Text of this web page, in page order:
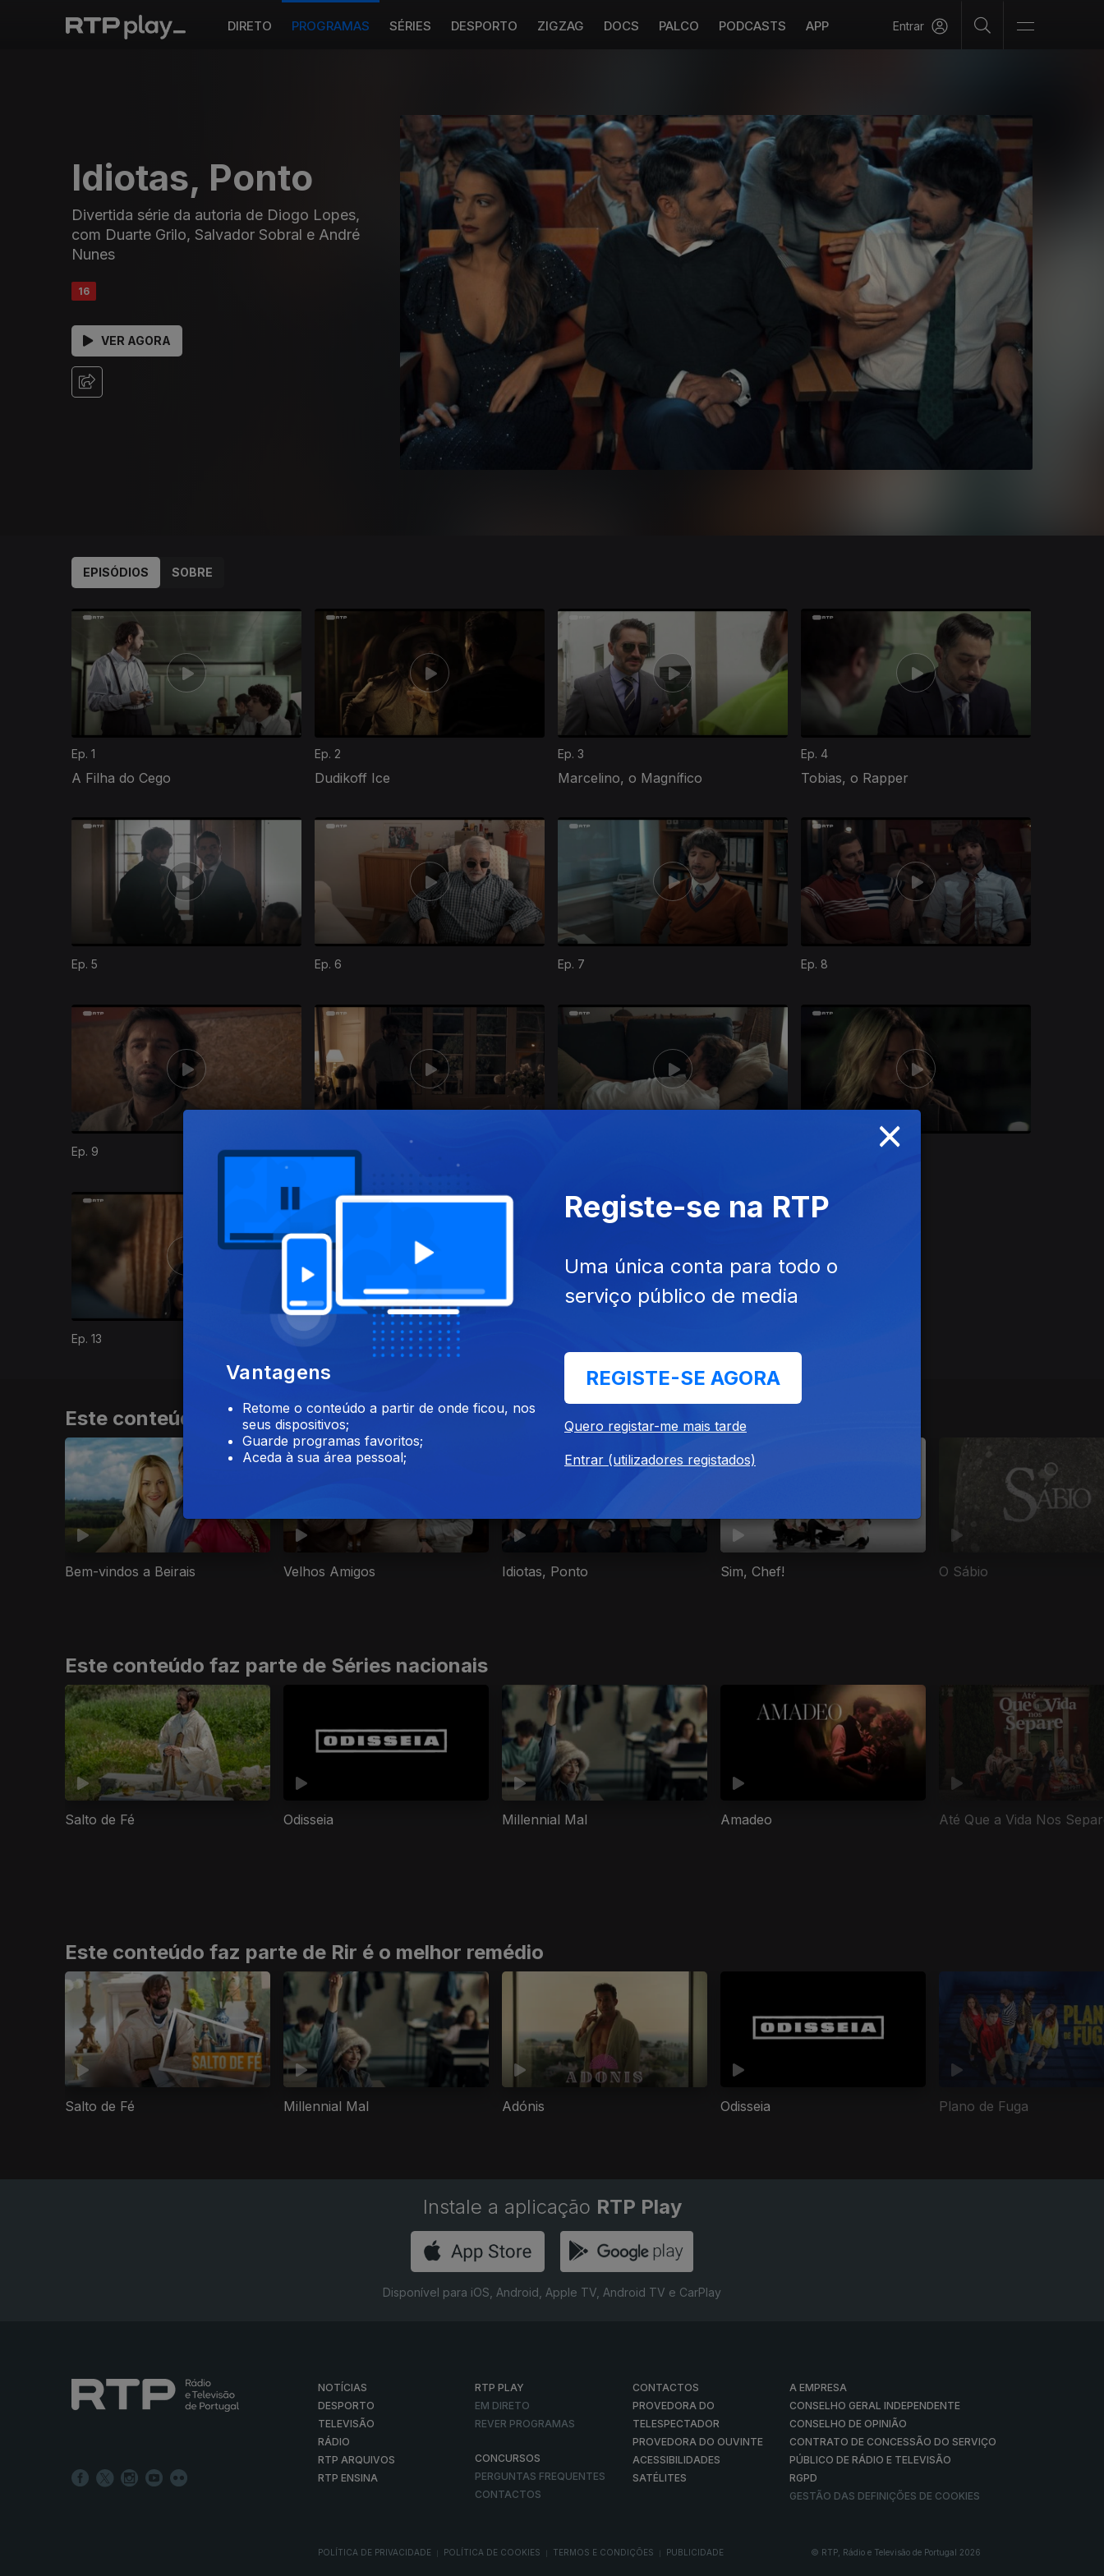
DIRETO PROGRAMAS SÉRIES DESPORTO ZIGZAG DOCS PALCO PODCASTS APP Entrar
Idiotas, Ponto
Divertida série da autoria de Diogo Lopes,
com Duarte Grilo, Salvador Sobral e André
Nunes
16
VER AGORA
EPISÓDIOS SOBRE
Ep. 1
A Filha do Cego
Ep. 2
Dudikoff Ice
Ep. 3
Marcelino, o Magnífico
Ep. 4
Tobias, o Rapper
Ep. 5 Ep. 6 Ep. 7 Ep. 8
Ep. 9 Ep. 10
378213
Ep. 13
379380
Este conteúdo faz parte de Séries para relaxar
Bem-vindos a Beirais Velhos Amigos Idiotas, Ponto Sim, Chef! O Sábio
Este conteúdo faz parte de Séries nacionais
Salto de Fé Odisseia Millennial Mal Amadeo Até Que a Vida Nos
Este conteúdo faz parte de Rir é o melhor remédio
Salto de Fé Millennial Mal Adónis Odisseia Plano de Fuga
Instale a aplicação RTP Play
Disponível para iOS, Android, Apple TV, Android TV e CarPlay
NOTÍCIAS
DESPORTO
TELEVISÃO
RÁDIO
RTP ARQUIVOS
RTP ENSINA
RTP PLAY
EM DIRETO
REVER PROGRAMAS
CONCURSOS
PERGUNTAS FREQUENTES
CONTACTOS
CONTACTOS
PROVEDORA DO
TELESPECTADOR
PROVEDORA DO OUVINTE
ACESSIBILIDADES
SATÉLITES
A EMPRESA
CONSELHO GERAL INDEPENDENTE
CONSELHO DE OPINIÃO
CONTRATO DE CONCESSÃO DO SERVIÇO
PÚBLICO DE RÁDIO E TELEVISÃO
RGPD
GESTÃO DAS DEFINIÇÕES DE COOKIES
POLÍTICA DE PRIVACIDADE POLÍTICA DE COOKIES TERMOS E CONDIÇÕES PUBLICIDADE © RTP, Rádio e Televisão de Portugal 2026
×
Vantagens
Retome o conteúdo a partir de onde ficou, nos
seus dispositivos;
Guarde programas favoritos;
Aceda à sua área pessoal;
Registe-se na RTP
Uma única conta para todo o
serviço público de media
REGISTE-SE AGORA
Quero registar-me mais tarde
Entrar (utilizadores registados)